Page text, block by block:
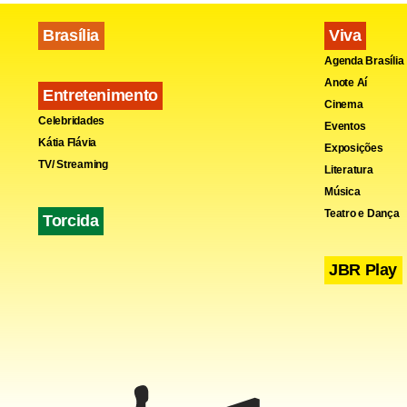
Na
também
muito
As ações
Brasília
Entretenimento
Celebridades
Kátia Flávia
TV/ Streaming
Torcida
Viva
Agenda Brasília
Anote Aí
Cinema
Eventos
Exposições
Literatura
Música
Teatro e Dança
JBR Play